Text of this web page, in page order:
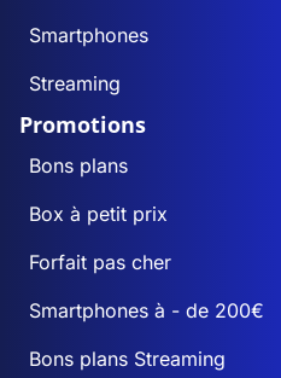
Smartphones
Streaming
Promotions
Bons plans
Box à petit prix
Forfait pas cher
Smartphones à - de 200€
Bons plans Streaming